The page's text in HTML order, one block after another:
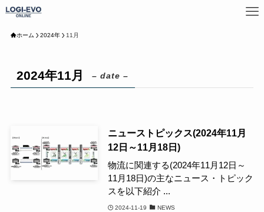
ホーム 2024年 11月
2024年11月 – date –
ニューストピックス(2024年11月
12日～11月18日)
物流に関連する(2024年11月12日～
11月18日)の主なニュース・トピック
スを以下紹介 ...
2024-11-19 NEWS